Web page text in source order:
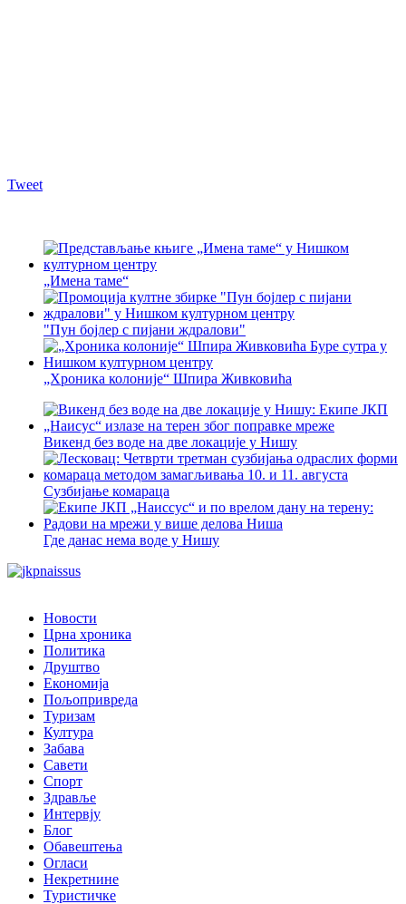
Tweet
„Имена таме“
"Пун бојлер с пијани ждралови"
„Хроника колоније“ Шпира Живковића
Викенд без воде на две локације у Нишу
Сузбијање комараца
Где данас нема воде у Нишу
Новости
Црна хроника
Политика
Друштво
Економија
Пољопривреда
Туризам
Култура
Забава
Савети
Спорт
Здравље
Интервју
Блог
Обавештења
Огласи
Некретнине
Туристичке